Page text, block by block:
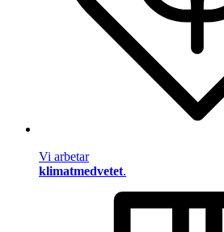
Vi arbetar
klimatmedvetet.